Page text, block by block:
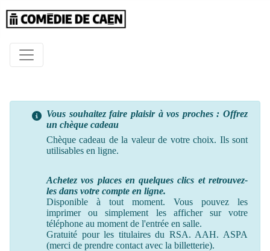
Vous souhaitez faire plaisir à vos proches : Offrez
un chèque cadeau
Chèque cadeau de la valeur de votre choix. Ils sont
utilisables en ligne.
Achetez vos places en quelques clics et retrouvez-
les dans votre compte en ligne.
Disponible à tout moment. Vous pouvez les
imprimer ou simplement les afficher sur votre
téléphone au moment de l'entrée en salle.
Gratuité pour les titulaires du RSA. AAH. ASPA
(merci de prendre contact avec la billetterie).